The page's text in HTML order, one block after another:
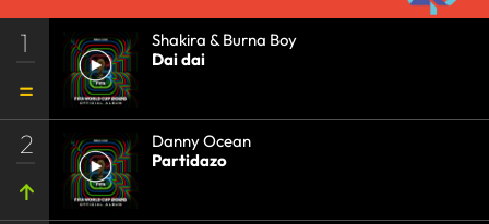
1
Shakira & Burna Boy
Dai dai
2
Danny Ocean
Partidazo